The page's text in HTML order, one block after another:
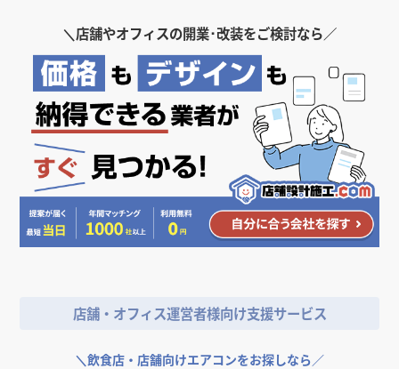
＼店舗やオフィスの開業･改装をご検討なら／
店舗・オフィス運営者様向け支援サービス
＼飲食店・店舗向けエアコンをお探しなら／